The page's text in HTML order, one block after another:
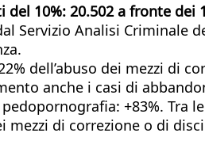
10%: 20.502 a fronte dei
Servizio Analisi Criminale
dell’abuso dei mezzi di
anche i casi di
+83%. Tra
di correzione o di